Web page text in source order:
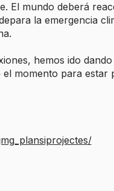
El mundo deberá
la emergencia
hemos ido
momento para estar